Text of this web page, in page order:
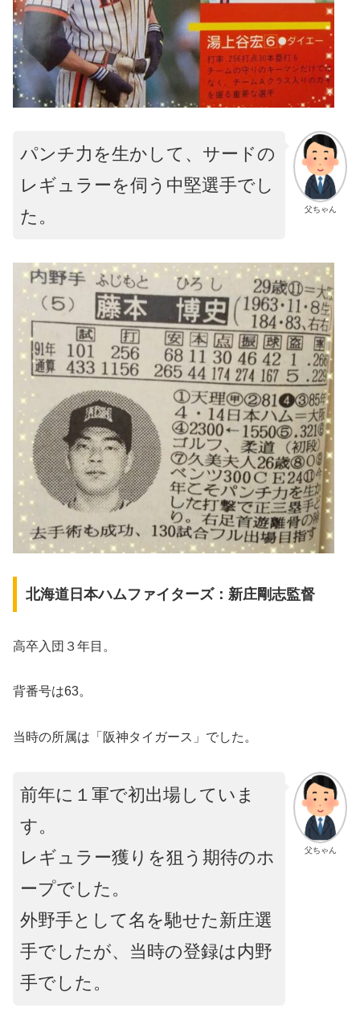
父ちゃん
パンチ力を生かして、サードの
レギュラーを伺う中堅選手でし
た。
北海道日本ハムファイターズ：新庄剛志監督
高卒入団３年目。
背番号は63。
当時の所属は「阪神タイガース」でした。
父ちゃん
前年に１軍で初出場していま
す。
レギュラー獲りを狙う期待のホ
ープでした。
外野手として名を馳せた新庄選
手でしたが、当時の登録は内野
手でした。